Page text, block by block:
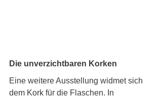
Die unverzichtbaren Korken
Eine weitere Ausstellung widmet sich
dem Kork für die Flaschen. In